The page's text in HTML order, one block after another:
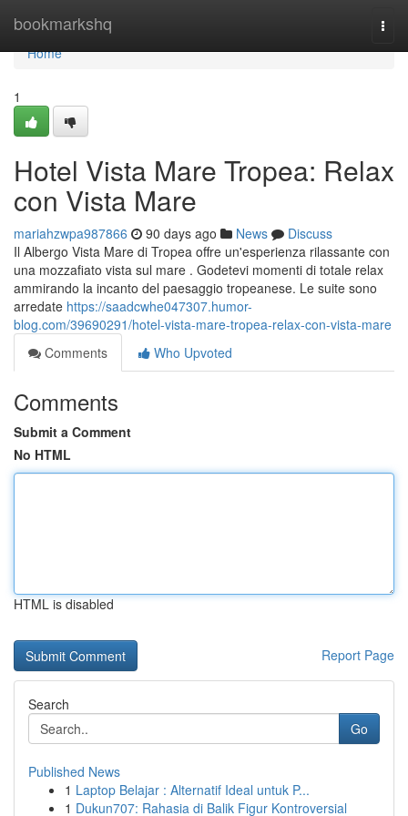
bookmarkshq
Home
Home
1
Hotel Vista Mare Tropea: Relax
con Vista Mare
mariahzwpa987866 90 days ago News
Discuss
Il Albergo Vista Mare di Tropea offre un'esperienza rilassante con
una mozzafiato vista sul mare . Godetevi momenti di totale relax
ammirando la incanto del paesaggio tropeanese. Le suite sono
arredate https://saadcwhe047307.humor-
blog.com/39690291/hotel-vista-mare-tropea-relax-con-vista-mare
Comments
Who Upvoted
Comments
Submit a Comment
No HTML
HTML is disabled
Report Page
Search
Go
Published News
1 Laptop Belajar : Alternatif Ideal untuk P...
1 Dukun707: Rahasia di Balik Figur Kontroversial